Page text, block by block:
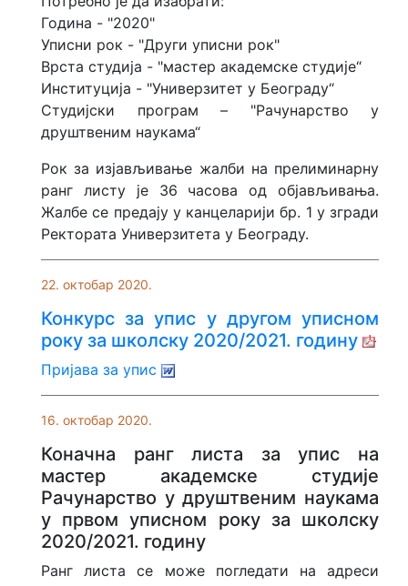
Година - "2020"
Уписни рок - "Други уписни рок"
Врста студија - "мастер академске студије“
Институција - "Универзитет у Београду“
Студијски програм – "Рачунарство у
друштвеним наукама“
Рок за изјављивање жалби на прелиминарну
ранг листу је 36 часова од објављивања.
Жалбе се предају у канцеларији бр. 1 у згради
Ректората Универзитета у Београду.
22. октобар 2020.
Конкурс за упис у другом уписном
року за школску 2020/2021. годину
Пријава за упис
16. октобар 2020.
Коначнa ранг листa за упис на
мастер aкадемске студије
Рачунарство у друштвеним наукама
у првом уписном року за школску
2020/2021. годину
Ранг листa се може погледати на адреси